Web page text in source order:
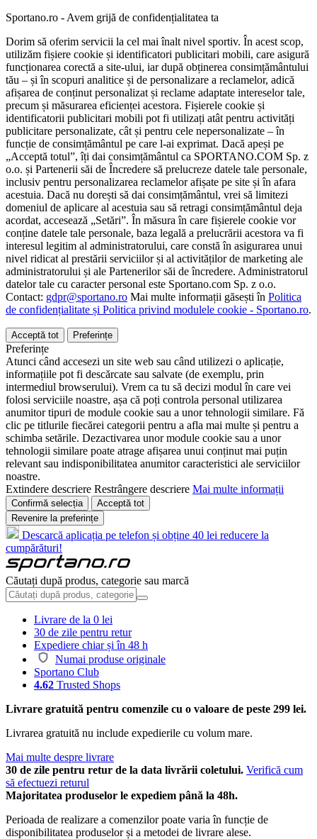
Sportano.ro - Avem grijă de confidențialitatea ta
Dorim să oferim servicii la cel mai înalt nivel sportiv. În acest scop,
utilizăm fișiere cookie și identificatori publicitari mobili, care asigură
funcționarea corectă a site-ului, iar după obținerea consimțământului
tău – și în scopuri analitice și de personalizare a reclamelor, adică
afișarea de conținut personalizat și reclame adaptate intereselor tale,
precum și măsurarea eficienței acestora. Fișierele cookie și
identificatorii publicitari mobili pot fi utilizați atât pentru activități
publicitare personalizate, cât și pentru cele nepersonalizate – în
funcție de consimțământul pe care l-ai exprimat. Dacă apeși pe
„Acceptă totul”, îți dai consimțământul ca SPORTANO.COM Sp. z
o.o. și Partenerii săi de Încredere să prelucreze datele tale personale,
inclusiv pentru personalizarea reclamelor afișate pe site și în afara
acestuia. Dacă nu dorești să dai consimțământul, vrei să limitezi
domeniul de aplicare al acestuia sau să retragi consimțământul deja
acordat, accesează „Setări”. În măsura în care fișierele cookie vor
conține datele tale personale, baza legală a prelucrării acestora va fi
interesul legitim al administratorului, care constă în asigurarea unui
nivel ridicat al prestării serviciilor și al activităților de marketing ale
administratorului și ale Partenerilor săi de încredere. Administratorul
datelor tale cu caracter personal este Sportano.com Sp. z o.o.
Contact: gdpr@sportano.ro Mai multe informații găsești în Politica
de confidențialitate și Politica privind modulele cookie - Sportano.ro.
Acceptă tot Preferințe
Preferințe
Atunci când accesezi un site web sau când utilizezi o aplicație,
informațiile pot fi descărcate sau salvate (de exemplu, prin
intermediul browserului). Vrem ca tu să decizi modul în care vei
folosi serviciile noastre, așa că poți controla personal utilizarea
anumitor tipuri de module cookie sau a unor tehnologii similare. Fă
clic pe titlurile fiecărei categorii pentru a afla mai multe și pentru a
schimba setările. Dezactivarea unor module cookie sau a unor
tehnologii similare poate atrage afișarea unui conținut mai puțin
relevant sau indisponibilitatea anumitor caracteristici ale serviciilor
noastre.
Extindere descriere Restrângere descriere Mai multe informații
Confirmă selecția
Acceptă tot
Revenire la preferințe
Descarcă aplicația pe telefon și obține 40 lei reducere la
cumpărături!
Căutați după produs, categorie sau marcă
Livrare de la 0 lei
30 de zile pentru retur
Expediere chiar și în 48 h
Numai produse originale
Sportano Club
4.62 Trusted Shops
Livrare gratuită pentru comenzile cu o valoare de peste 299 lei.
Livrarea gratuită nu include expedierile cu volum mare.
Mai multe despre livrare
30 de zile pentru retur de la data livrării coletului. Verifică cum
să efectuezi returul
Majoritatea produselor le expediem până la 48h.
Perioada de realizare a comenzilor poate varia în funcție de
disponibilitatea produselor și a metodei de livrare alese.